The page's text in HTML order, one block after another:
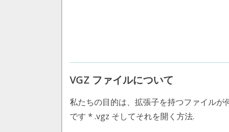
VGZ ファイルについて
私たちの目的は、拡張子を持つファイル
です * .vgz そしてそれを開く方法.